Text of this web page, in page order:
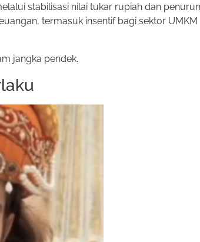
stabilisasi nilai tukar rupiah dan
termasuk insentif bagi sektor UMKM
jangka pendek.